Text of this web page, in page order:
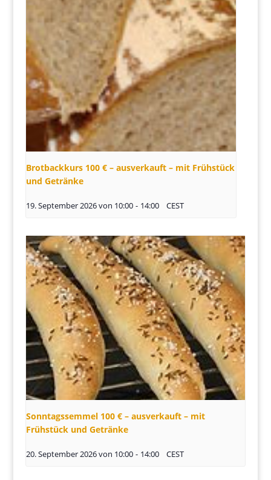
Brotbackkurs 100 € – ausverkauft – mit Frühstück
und Getränke
19. September 2026 von 10:00 - 14:00 CEST
Sonntagssemmel 100 € – ausverkauft – mit
Frühstück und Getränke
20. September 2026 von 10:00 - 14:00 CEST